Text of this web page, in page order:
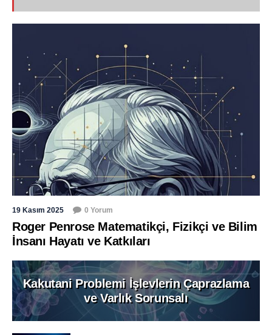
19 Kasım 2025 0 Yorum
Roger Penrose Matematikçi, Fizikçi ve Bilim
İnsanı Hayatı ve Katkıları
Kakutani Problemi İşlevlerin Çaprazlama
ve Varlık Sorunsalı